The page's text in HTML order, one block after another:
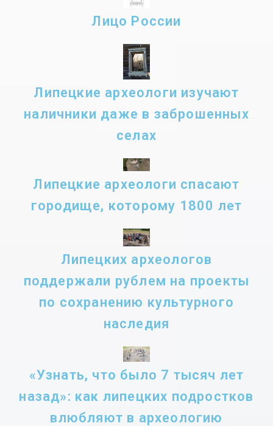
Лицо России
Липецкие археологи изучают
наличники даже в заброшенных
селах
Липецкие археологи спасают
городище, которому 1800 лет
Липецких археологов
поддержали рублем на проекты
по сохранению культурного
наследия
«Узнать, что было 7 тысяч лет
назад»: как липецких подростков
влюбляют в археологию